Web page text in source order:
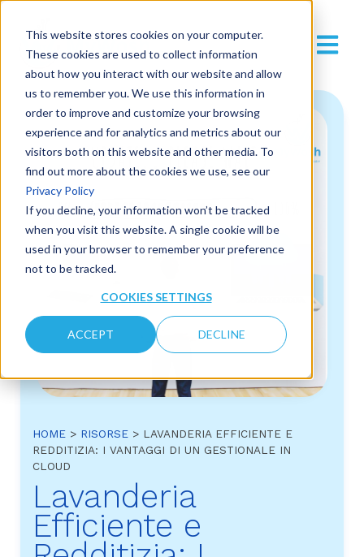
This website stores cookies on your computer.
These cookies are used to collect information
about how you interact with our website and allow
us to remember you. We use this information in
order to improve and customize your browsing
experience and for analytics and metrics about our
visitors both on this website and other media. To
find out more about the cookies we use, see our
Privacy Policy
If you decline, your information won’t be tracked
when you visit this website. A single cookie will be
used in your browser to remember your preference
not to be tracked.
COOKIES SETTINGS
ACCEPT DECLINE
HOME > RISORSE > LAVANDERIA EFFICIENTE E
REDDITIZIA: I VANTAGGI DI UN GESTIONALE IN
CLOUD
Lavanderia
Efficiente e